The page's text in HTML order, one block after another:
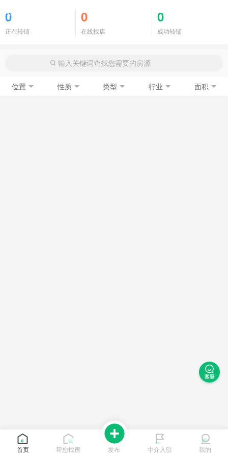
0
正在转铺
0
在线找店
0
成功转铺
位置 性质 类型 行业 面积
首页 帮您找房 发布 中介入驻 我的